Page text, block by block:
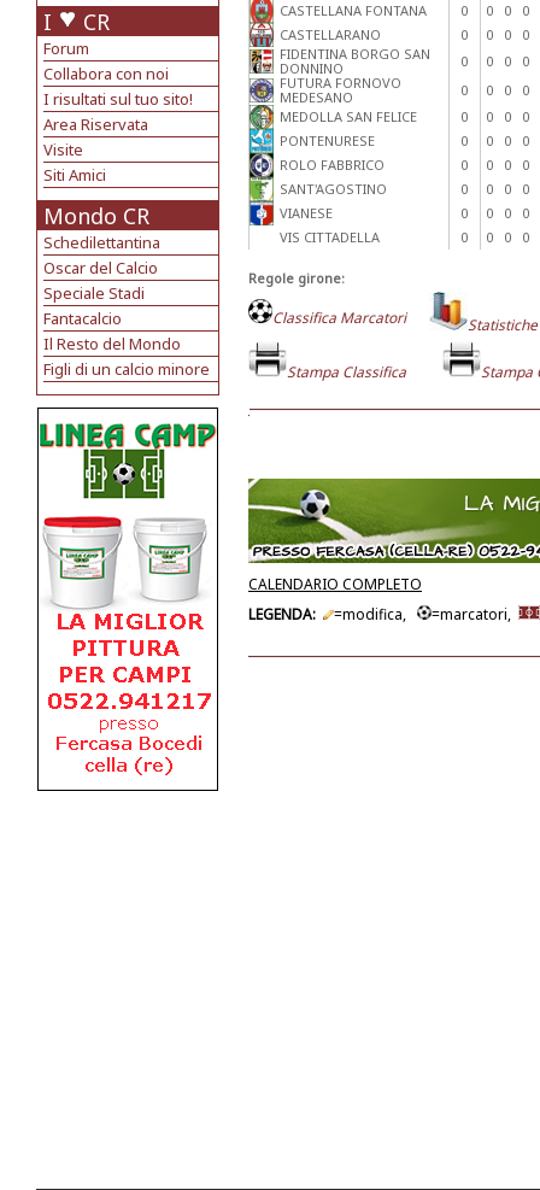
I CR
Forum
Collabora con noi
I risultati sul tuo sito!
Area Riservata
Visite
Siti Amici
Mondo CR
Schedilettantina
Oscar del Calcio
Speciale Stadi
Fantacalcio
Il Resto del Mondo
Figli di un calcio minore
CASTELLANA FONTANA
0 0 0
0
CASTELLARANO
0 0 0
0
FIDENTINA BORGO SAN
DONNINO
0 0 0
0
FUTURA FORNOVO
MEDESANO
0 0 0
0
MEDOLLA SAN FELICE
0 0 0
0
PONTENURESE
0 0 0
0
ROLO FABBRICO
0 0 0
0
SANT'AGOSTINO
0 0 0
0
VIANESE
0 0 0
0
VIS CITTADELLA
0 0 0 0
Regole girone:
Classifica Marcatori
Stampa Classifica Stampa
CALENDARIO COMPLETO
LEGENDA:
=modifica, =marcatori,